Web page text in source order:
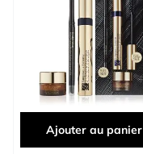
Ajouter au panier